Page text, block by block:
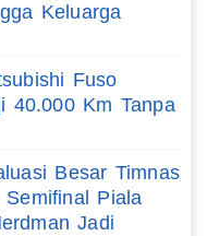
Keluarga
Fuso
40.000 Km Tanpa
Besar Timnas
Piala
Jadi